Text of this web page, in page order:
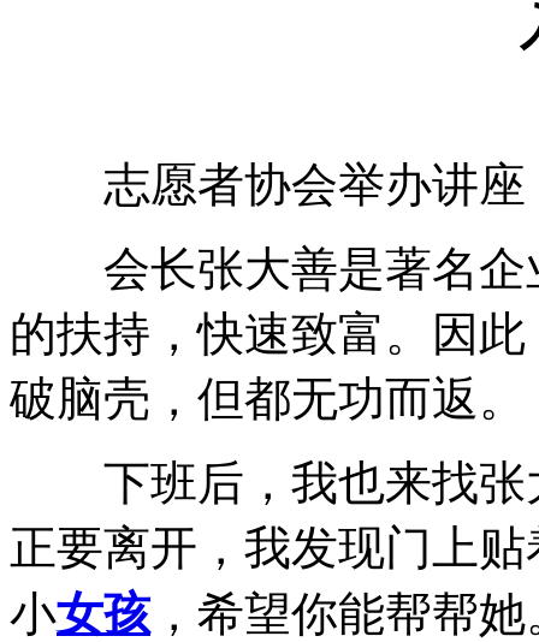
志愿者协会举办讲座
会长张大善是著名企
的扶持，快速致富。因
破脑壳，但都无功而返。
下班后，我也来找张
正要离开，我发现门上
小女孩 ，希望你能帮帮